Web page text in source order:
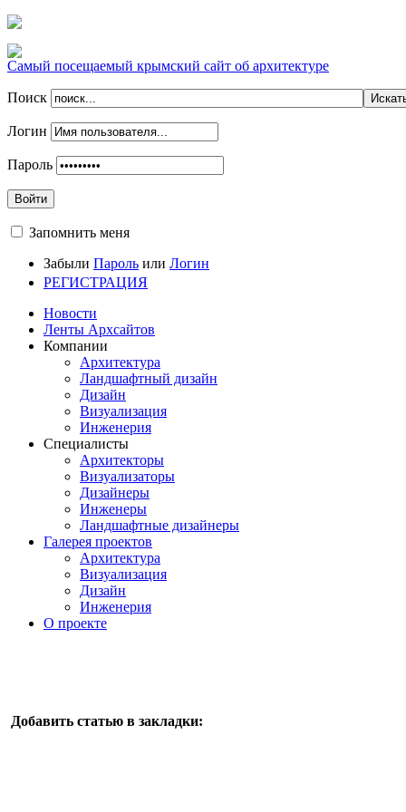
Самый посещаемый крымский сайт об архитектуре
Поиск
Логин
Пароль
Войти
Запомнить меня
Забыли Пароль или Логин
РЕГИСТРАЦИЯ
Новости
Ленты Архсайтов
Компании
Архитектура
Ландшафтный дизайн
Дизайн
Визуализация
Инженерия
Специалисты
Архитекторы
Визуализаторы
Дизайнеры
Инженеры
Ландшафтные дизайнеры
Галерея проектов
Архитектура
Визуализация
Дизайн
Инженерия
О проекте
Добавить статью в закладки: